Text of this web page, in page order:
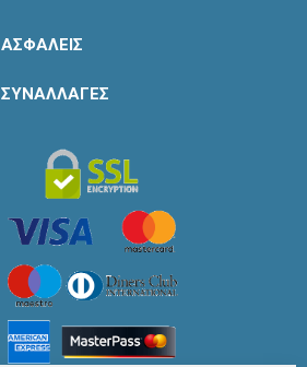
ΑΣΦΑΛΕΙΣ
ΣΥΝΑΛΛΑΓΕΣ